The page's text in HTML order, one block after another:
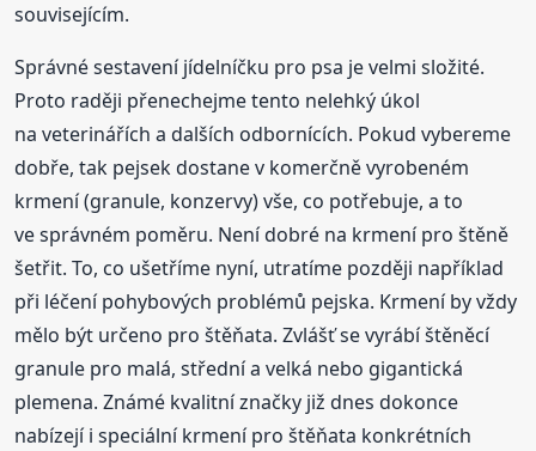
souvisejícím.
Správné sestavení jídelníčku pro psa je velmi složité.
Proto raději přenechejme tento nelehký úkol
na veterinářích a dalších odbornících. Pokud vybereme
dobře, tak pejsek dostane v komerčně vyrobeném
krmení (granule, konzervy) vše, co potřebuje, a to
ve správném poměru. Není dobré na krmení pro štěně
šetřit. To, co ušetříme nyní, utratíme později například
při léčení pohybových problémů pejska. Krmení by vždy
mělo být určeno pro štěňata. Zvlášť se vyrábí štěněcí
granule pro malá, střední a velká nebo gigantická
plemena. Známé kvalitní značky již dnes dokonce
nabízejí i speciální krmení pro štěňata konkrétních